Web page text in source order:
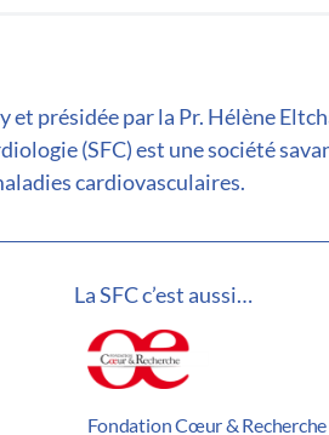
et présidée par la Pr. Hélène
(SFC) est une société
cardiovasculaires.
La SFC c’est aussi…
Fondation Cœur & Recherche